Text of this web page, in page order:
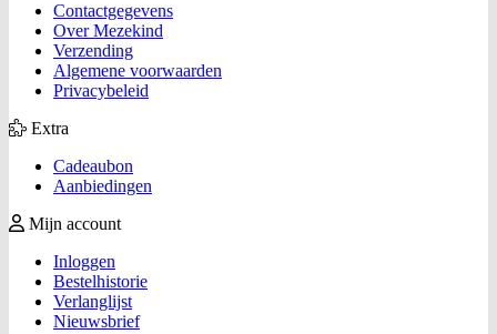
Contactgegevens
Over Mezekind
Verzending
Algemene voorwaarden
Privacybeleid
Extra
Cadeaubon
Aanbiedingen
Mijn account
Inloggen
Bestelhistorie
Verlanglijst
Nieuwsbrief